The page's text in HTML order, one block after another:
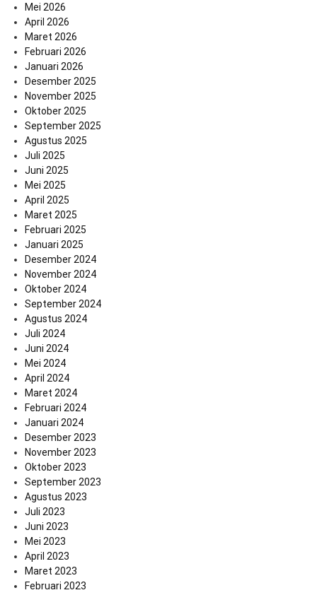
Mei 2026
April 2026
Maret 2026
Februari 2026
Januari 2026
Desember 2025
November 2025
Oktober 2025
September 2025
Agustus 2025
Juli 2025
Juni 2025
Mei 2025
April 2025
Maret 2025
Februari 2025
Januari 2025
Desember 2024
November 2024
Oktober 2024
September 2024
Agustus 2024
Juli 2024
Juni 2024
Mei 2024
April 2024
Maret 2024
Februari 2024
Januari 2024
Desember 2023
November 2023
Oktober 2023
September 2023
Agustus 2023
Juli 2023
Juni 2023
Mei 2023
April 2023
Maret 2023
Februari 2023